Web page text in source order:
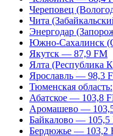
Череповец
Чита
Энергодар
Южно-Сахалинск
Якутск — 87,9 FM
Ялта (Республика
Ярославль — 98,3
Тюменская область:
Абатское — 103,8
Аромашево —
Байкалово — 105,5
Бердюжье — 103,2